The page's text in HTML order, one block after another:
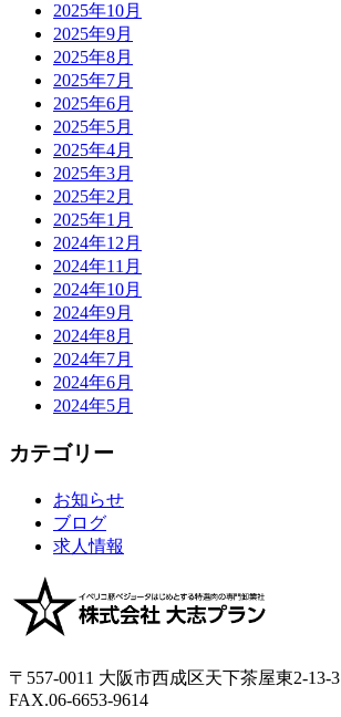
2025年10月
2025年9月
2025年8月
2025年7月
2025年6月
2025年5月
2025年4月
2025年3月
2025年2月
2025年1月
2024年12月
2024年11月
2024年10月
2024年9月
2024年8月
2024年7月
2024年6月
2024年5月
カテゴリー
お知らせ
ブログ
求人情報
〒557-0011 大阪市西成区天下茶屋東2-13-3
FAX.06-6653-9614